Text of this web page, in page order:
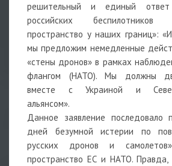
решительный и единый
российских
пространство у наших границ»:
мы предложим немедленные
«стены дронов» в рамках
флангом (НАТО). Мы должны
вместе с Украиной и
альянсом».
Данное заявление последовало
дней безумной истерии по
русских дронов и
пространство ЕС и НАТО. Правда,